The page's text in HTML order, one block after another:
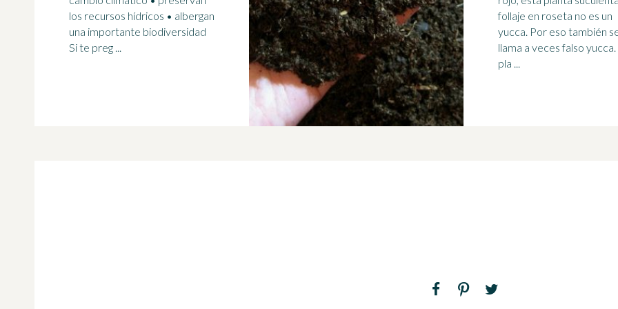
los recursos hídricos
una importante biodiversidad
Si te preg ...
follaje en roseta no es un
yucca. Por eso también
llama a veces falso yucca. Esta
pla ...